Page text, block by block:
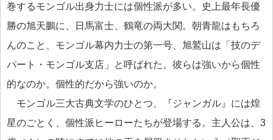
巻するモンゴル出身力士には個性派が多い。史上最年長優
勝の旭天鵬に、日馬富士、鶴竜の両大関。朝青龍はもちろ
んのこと、モンゴル幕内力士の第一号、旭鷲山は「技のデ
パート・モンゴル支店」と呼ばれた。彼らは強いから個性
的なのか。個性的だから強いのか。
モンゴル三大古典文学のひとつ、『ジャンガル』には煌
星のごとく、個性派ヒーローたちが登場する。主人公は、3